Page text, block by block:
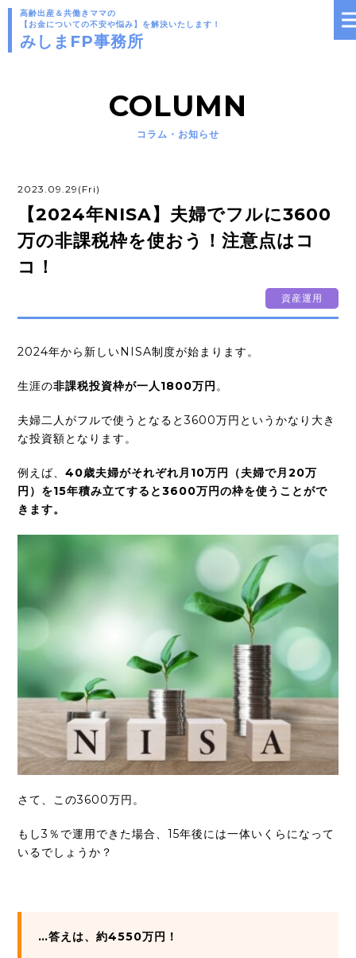
高齢出産＆共働きママの
【お金についての不安や悩み】を解決いたします！
みしまFP事務所
COLUMN
コラム・お知らせ
2023.09.29(Fri)
【2024年NISA】夫婦でフルに3600
万の非課税枠を使おう！注意点はコ
コ！
資産運用
2024年から新しいNISA制度が始まります。
生涯の非課税投資枠が一人1800万円。
夫婦二人がフルで使うとなると3600万円というかなり大き
な投資額となります。
例えば、40歳夫婦がそれぞれ月10万円（夫婦で月20万
円）を15年積み立てすると3600万円の枠を使うことがで
きます。
さて、この3600万円。
もし3％で運用できた場合、15年後には一体いくらになって
いるでしょうか？
…答えは、約4550万円！